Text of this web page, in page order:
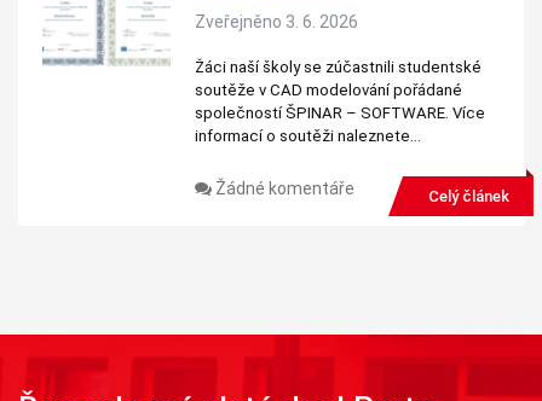
Zveřejněno 3. 6. 2026
Žáci naší školy se zúčastnili studentské
soutěže v CAD modelování pořádané
společností ŠPINAR – SOFTWARE. Více
informací o soutěži naleznete…
Žádné komentáře Celý článek
některé
webu zmizí.
Marketing
zájmů a chování
při návštěvě
našich stránek